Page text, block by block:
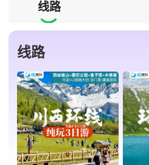
线路

线路